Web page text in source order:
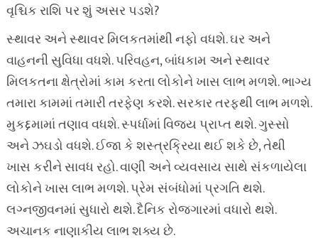
વૃશ્ચિક રાશિ પર શું અસર પડશે?
સ્થાવર અને સ્થાવર મિલકતમાંથી નફો વધશે. ઘર અને
વાહનની સુવિધા વધશે. પરિવહન, બાંધકામ અને સ્થાવર
મિલકતના ક્ષેત્રોમાં કામ કરતા લોકોને ખાસ લાભ મળશે. ભાગ્ય
તમારા કામમાં તમારી તરફેણ કરશે. સરકાર તરફથી લાભ મળશે.
મુકદ્દમામાં તણાવ વધશે. સ્પર્ધામાં વિજય પ્રાપ્ત થશે. ગુસ્સો
અને ઝઘડો વધશે. ઈજા કે શસ્ત્રક્રિયા થઈ શકે છે, તેથી
ખાસ કરીને સાવધ રહો. વાણી અને વ્યવસાય સાથે સંકળાયેલા
લોકોને ખાસ લાભ મળશે. પ્રેમ સંબંધોમાં પ્રગતિ થશે.
લગ્નજીવનમાં સુધારો થશે. દૈનિક રોજગારમાં વધારો થશે.
અચાનક નાણાકીય લાભ શક્ય છે.